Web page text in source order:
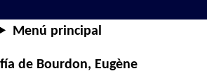
Menú principal
de Bourdon, Eugène